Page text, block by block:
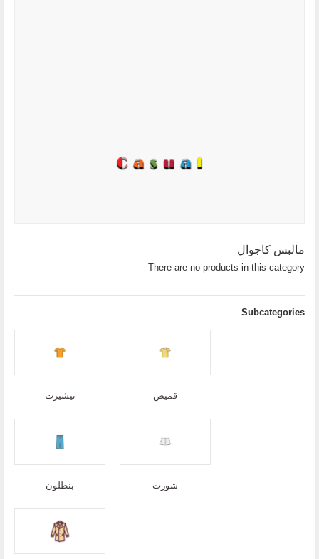
مالبس كاجوال
There are no products in this category
Subcategories
تيشيرت قميص
بنطلون شورت